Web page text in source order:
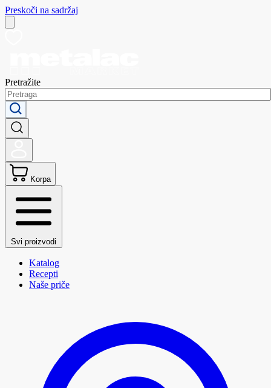
Preskoči na sadržaj
Pretražite
Korpa
Svi proizvodi
Katalog
Recepti
Naše priče